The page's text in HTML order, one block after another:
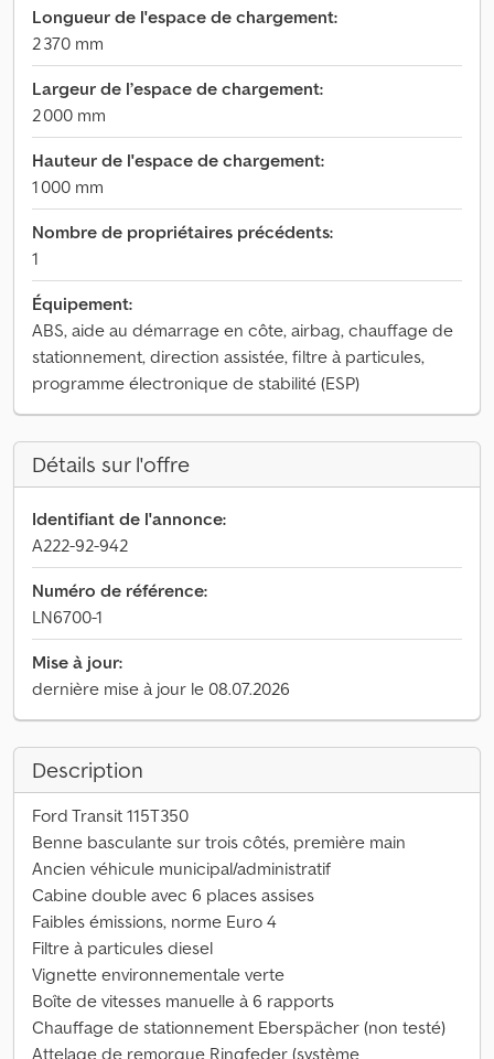
Longueur de l'espace de chargement:
2 370 mm
Largeur de l’espace de chargement:
2 000 mm
Hauteur de l'espace de chargement:
1 000 mm
Nombre de propriétaires précédents:
1
Équipement:
ABS, aide au démarrage en côte, airbag, chauffage de
stationnement, direction assistée, filtre à particules,
programme électronique de stabilité (ESP)
Détails sur l'offre
Identifiant de l'annonce:
A222-92-942
Numéro de référence:
LN6700-1
Mise à jour:
dernière mise à jour le 08.07.2026
Description
Ford Transit 115T350
Benne basculante sur trois côtés, première main
Ancien véhicule municipal/administratif
Cabine double avec 6 places assises
Faibles émissions, norme Euro 4
Filtre à particules diesel
Vignette environnementale verte
Boîte de vitesses manuelle à 6 rapports
Chauffage de stationnement Eberspächer (non testé)
Attelage de remorque Ringfeder (système